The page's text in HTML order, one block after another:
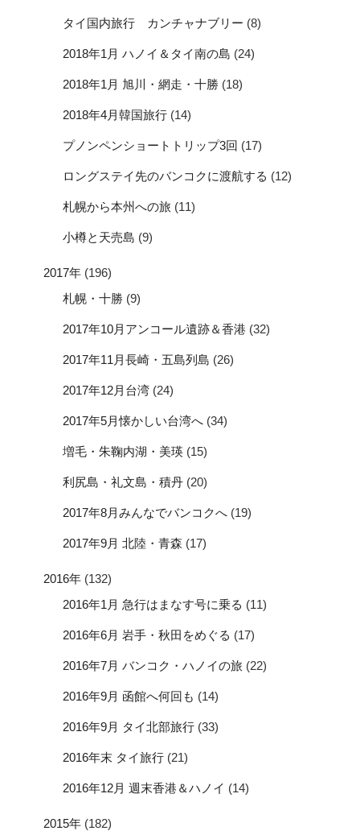
タイ国内旅行 カンチャナブリー (8)
2018年1月 ハノイ＆タイ南の島 (24)
2018年1月 旭川・網走・十勝 (18)
2018年4月韓国旅行 (14)
プノンペンショートトリップ3回 (17)
ロングステイ先のバンコクに渡航する (12)
札幌から本州への旅 (11)
小樽と天売島 (9)
2017年 (196)
札幌・十勝 (9)
2017年10月アンコール遺跡＆香港 (32)
2017年11月長崎・五島列島 (26)
2017年12月台湾 (24)
2017年5月懐かしい台湾へ (34)
増毛・朱鞠内湖・美瑛 (15)
利尻島・礼文島・積丹 (20)
2017年8月みんなでバンコクへ (19)
2017年9月 北陸・青森 (17)
2016年 (132)
2016年1月 急行はまなす号に乗る (11)
2016年6月 岩手・秋田をめぐる (17)
2016年7月 バンコク・ハノイの旅 (22)
2016年9月 函館へ何回も (14)
2016年9月 タイ北部旅行 (33)
2016年末 タイ旅行 (21)
2016年12月 週末香港＆ハノイ (14)
2015年 (182)